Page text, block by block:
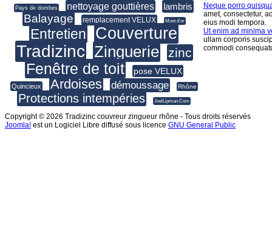
Pays de dombes nettoyage gouttières lambris
Balayage remplacement VELUX Mont d'or
Entretien Couverture
Tradizinc Zinguerie zinc
Fenêtre de toit pose VELUX
Quincieux Ardoises démoussage Rhône
Protections intempéries JoelLipman.Com
Neque porro
amet, consectetur,
eius modi tempora.
Ut enim ad minima
ullam corporis
commodi
Copyright © 2026 Tradizinc couvreur zingueur rhône - Tous droits réservés
Joomla! est un Logiciel Libre diffusé sous licence GNU General Public